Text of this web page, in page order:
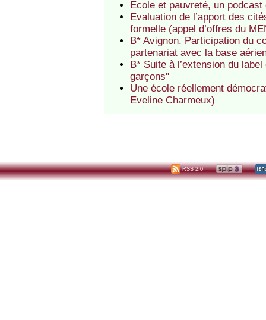
Ecole et pauvreté, un podcast
Evaluation de l’apport des
formelle (appel d’offres du
B* Avignon. Participation du
partenariat avec la base
B* Suite à l’extension du
garçons"
Une école réellement
Eveline Charmeux)
RSS 2.0